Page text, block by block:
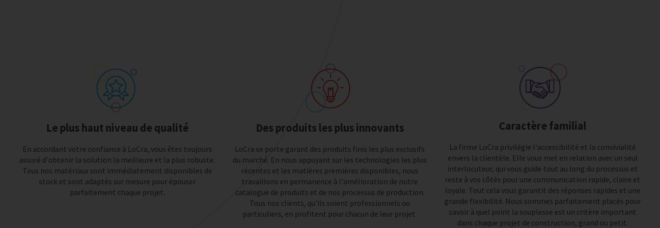
Le plus haut niveau de qualité
En accordant votre confiance à LoCra, vous êtes toujours
assuré d'obtenir la solution la meilleure et la plus robuste.
Tous nos matériaux sont immédiatement disponibles de
stock et sont adaptés sur mesure pour épouser
parfaitement chaque projet.
Des produits les plus innovants
LoCra se porte garant des produits finis les plus exclusifs
du marché. En nous appuyant sur les technologies les plus
récentes et les matières premières disponibles, nous
travaillons en permanence à l'amélioration de notre
catalogue de produits et de nos processus de production.
Tous nos clients, qu'ils soient professionnels ou
particuliers, en profitent pour chacun de leur projet.
Caractère familial
La firme LoCra privilégie l'accessibilité et la convivialité
envers la clientèle. Elle vous met en relation avec un seul
interlocuteur, qui vous guide tout au long du processus et
reste à vos côtés pour une communication rapide, claire et
loyale. Tout cela vous garantit des réponses rapides et une
grande flexibilité. Nous sommes parfaitement placés pour
savoir à quel point la souplesse est un critère important
dans chaque projet de construction, grand ou petit.